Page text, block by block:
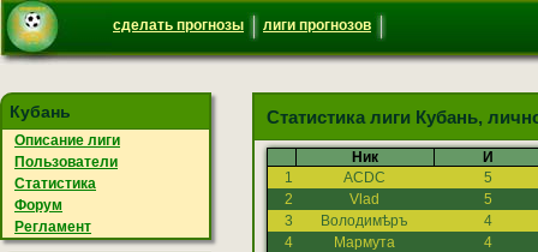
сделать прогнозы лиги прогнозов
Статистика лиги Кубань,
Ник
И
1
ACDC
5
2
Vlad
5
3
Володимѣръ
4
4
Мармута
4
Кубань
Описание лиги
Пользователи
Статистика
Форум
Регламент